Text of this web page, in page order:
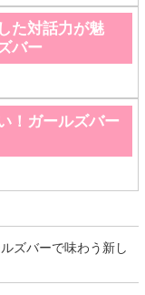
た対話力が魅
バー
！ガールズバー
ズバーで味わう新し